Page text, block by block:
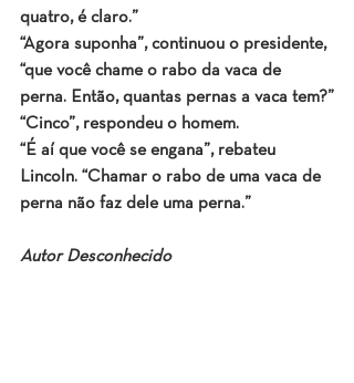
quatro, é claro.”
“Agora suponha”, continuou o presidente,
“que você chame o rabo da vaca de
perna. Então, quantas pernas a vaca tem?”
“Cinco”, respondeu o homem.
“É aí que você se engana”, rebateu
Lincoln. “Chamar o rabo de uma vaca de
perna não faz dele uma perna.”
Autor Desconhecido